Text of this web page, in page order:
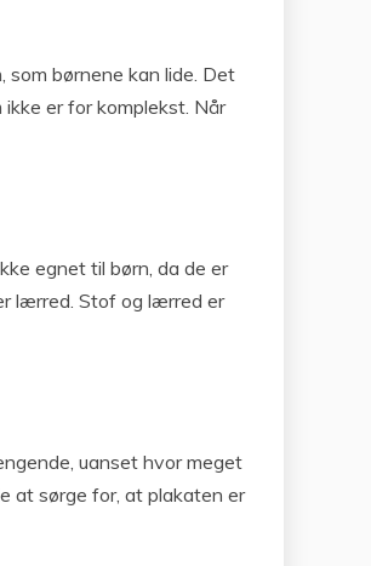
børnene kan lide. Det
er for komplekst. Når
egnet til børn, da de er
lærred. Stof og lærred er
uanset hvor meget
at sørge for, at plakaten er